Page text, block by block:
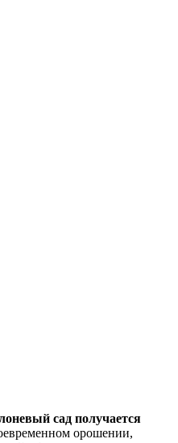
сад получается
орошении,